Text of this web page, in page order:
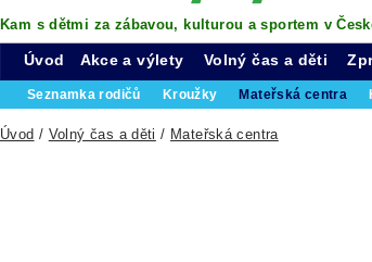
Kam s dětmi za zábavou, kulturou a sportem v
Úvod Akce a výlety Volný čas a děti
Seznamka rodičů Kroužky Mateřská centra
Úvod / Volný čas a děti / Mateřská centra